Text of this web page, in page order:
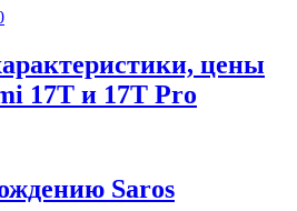
цены
17T и 17T Pro
Saros